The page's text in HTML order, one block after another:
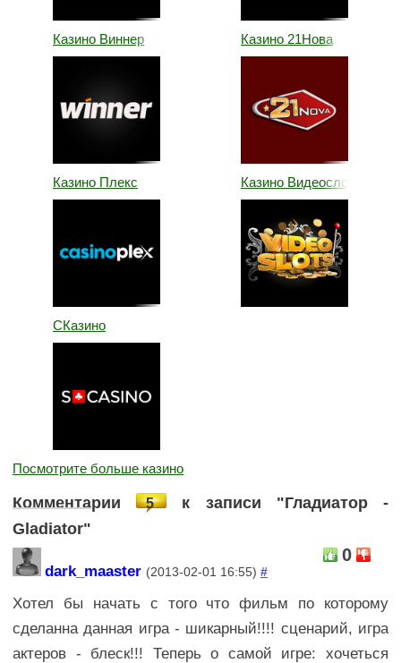
Казино Виннер Казино 21Нова
Казино Плекс Казино Видеослотс
СКазино
Посмотрите больше казино
Комментарии 5
к записи "Гладиатор -
Gladiator"
dark_maaster (2013-02-01 16:55) #
0
Хотел бы начать с того что фильм по которому
сделанна данная игра - шикарный!!!! сценарий, игра
актеров - блеск!!! Теперь о самой игре: хочеться